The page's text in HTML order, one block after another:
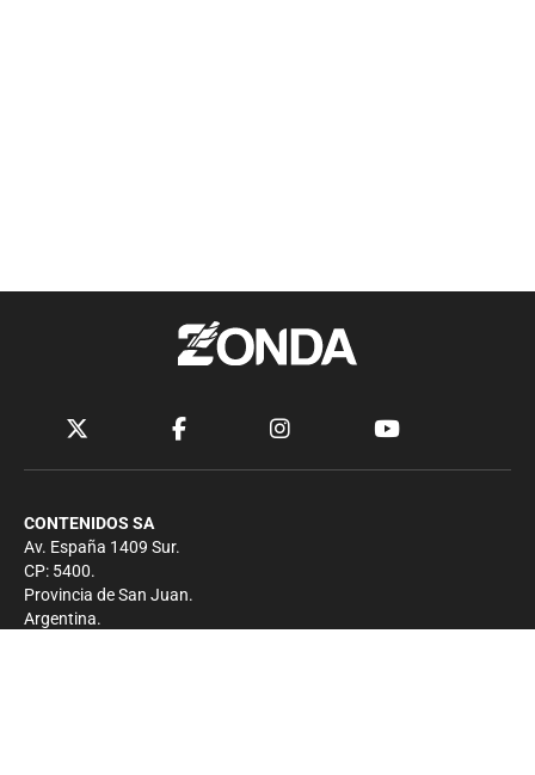
CONTENIDOS SA
Av. España 1409 Sur.
CP: 5400.
Provincia de San Juan.
Argentina.